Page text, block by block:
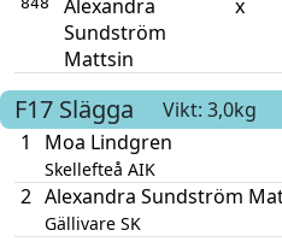
Alexandra
Sundström
Mattsin
x
F17 Slägga Vikt: 3,0kg
1
Moa Lindgren
Skellefteå AIK
2 Alexandra Sundström
Gällivare SK